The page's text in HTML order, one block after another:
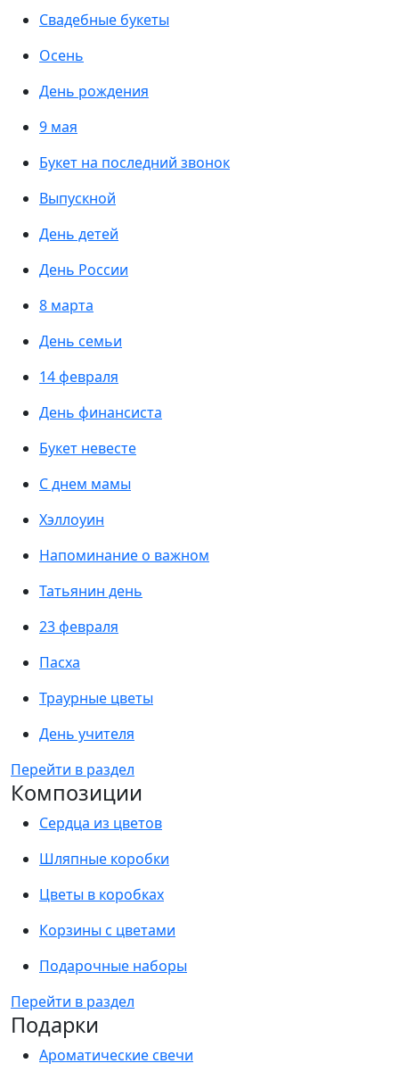
Свадебные букеты
Осень
День рождения
9 мая
Букет на последний звонок
Выпускной
День детей
День России
8 марта
День семьи
14 февраля
День финансиста
Букет невесте
С днем мамы
Хэллоуин
Напоминание о важном
Татьянин день
23 февраля
Пасха
Траурные цветы
День учителя
Перейти в раздел
Композиции
Сердца из цветов
Шляпные коробки
Цветы в коробках
Корзины с цветами
Подарочные наборы
Перейти в раздел
Подарки
Ароматические свечи